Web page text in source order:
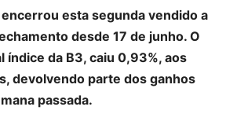
esta segunda vendido a
desde 17 de junho. O
índice da B3, caiu 0,93%, aos
devolvendo parte dos ganhos
passada.